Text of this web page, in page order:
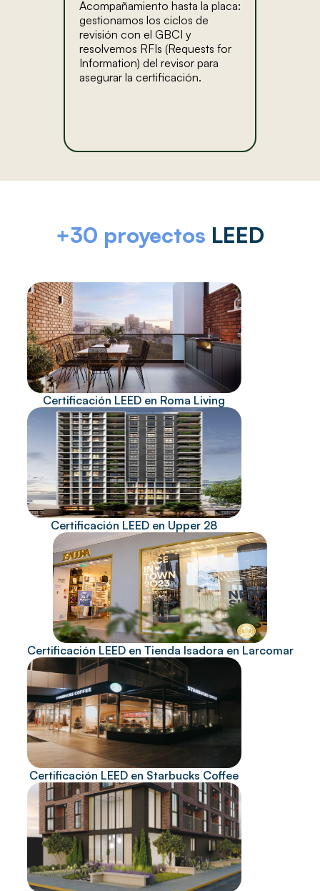
Acompañamiento hasta la placa:
gestionamos los ciclos de
revisión con el GBCI y
resolvemos RFIs (Requests for
Information) del revisor para
asegurar la certificación.
+30 proyectos LEED
Certificación LEED en Roma Living
Certificación LEED en Upper 28
Certificación LEED en Tienda Isadora en Larcomar
Certificación LEED en Starbucks Coffee